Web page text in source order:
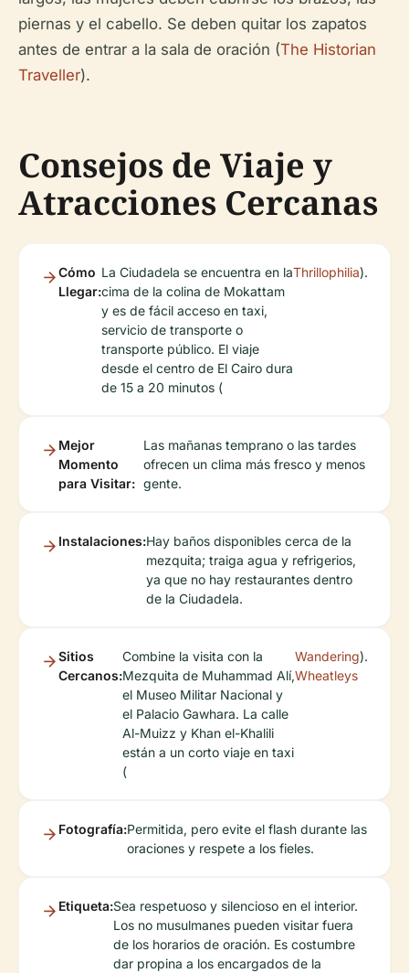
piernas y el cabello. Se deben quitar los zapatos
antes de entrar a la sala de oración (The Historian
Traveller).
Consejos de Viaje y
Atracciones Cercanas
Cómo
Llegar:
La Ciudadela se encuentra en la
cima de la colina de Mokattam
y es de fácil acceso en taxi,
servicio de transporte o
transporte público. El viaje
desde el centro de El Cairo dura
de 15 a 20 minutos (
Thrillophilia).
Mejor
Momento
para Visitar:
Las mañanas temprano o las tardes
ofrecen un clima más fresco y menos
gente.
Instalaciones:Hay baños disponibles cerca de la
mezquita; traiga agua y refrigerios,
ya que no hay restaurantes dentro
de la Ciudadela.
Sitios
Cercanos:
Combine la visita con la
Mezquita de Muhammad Alí,
el Museo Militar Nacional y
el Palacio Gawhara. La calle
Al-Muizz y Khan el-Khalili
están a un corto viaje en taxi
(
Wandering
Wheatleys
).
Fotografía:Permitida, pero evite el flash durante las
oraciones y respete a los fieles.
Etiqueta:Sea respetuoso y silencioso en el interior.
Los no musulmanes pueden visitar fuera
de los horarios de oración. Es costumbre
dar propina a los encargados de la